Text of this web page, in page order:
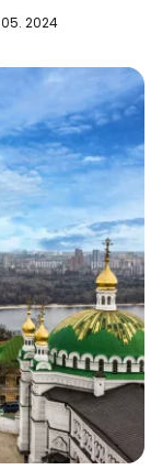
05. 2024